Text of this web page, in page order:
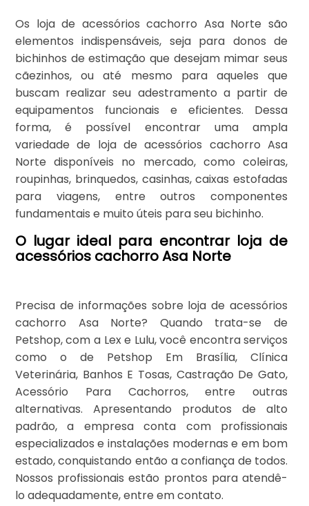
Os loja de acessórios cachorro Asa Norte são
elementos indispensáveis, seja para donos de
bichinhos de estimação que desejam mimar seus
cãezinhos, ou até mesmo para aqueles que
buscam realizar seu adestramento a partir de
equipamentos funcionais e eficientes. Dessa
forma, é possível encontrar uma ampla
variedade de loja de acessórios cachorro Asa
Norte disponíveis no mercado, como coleiras,
roupinhas, brinquedos, casinhas, caixas estofadas
para viagens, entre outros componentes
fundamentais e muito úteis para seu bichinho.
O lugar ideal para encontrar loja de
acessórios cachorro Asa Norte
Precisa de informações sobre loja de acessórios
cachorro Asa Norte? Quando trata-se de
Petshop, com a Lex e Lulu, você encontra serviços
como o de Petshop Em Brasília, Clínica
Veterinária, Banhos E Tosas, Castração De Gato,
Acessório Para Cachorros, entre outras
alternativas. Apresentando produtos de alto
padrão, a empresa conta com profissionais
especializados e instalações modernas e em bom
estado, conquistando então a confiança de todos.
Nossos profissionais estão prontos para atendê-
lo adequadamente, entre em contato.